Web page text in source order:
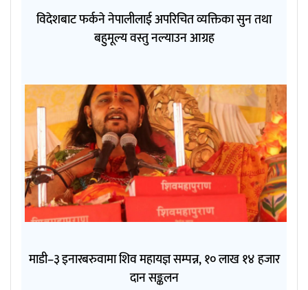
विदेशबाट फर्कने नेपालीलाई अपरिचित व्यक्तिका सुन तथा
बहुमूल्य वस्तु नल्याउन आग्रह
माडी–३ इनारबरुवामा शिव महायज्ञ सम्पन्न, १० लाख १४ हजार
दान सङ्कलन